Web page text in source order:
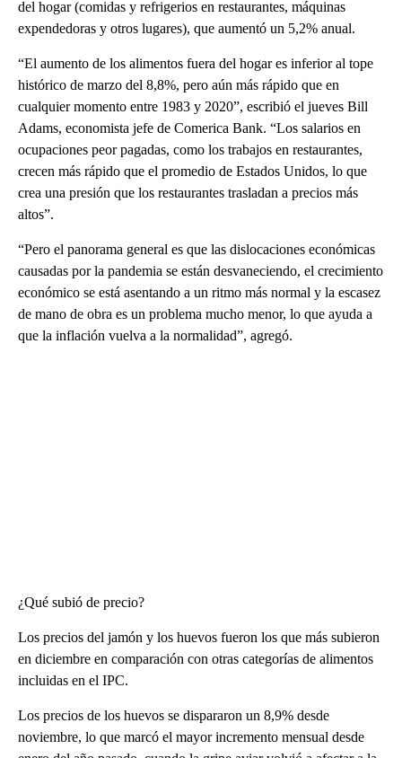
del hogar (comidas y refrigerios en restaurantes, máquinas
expendedoras y otros lugares), que aumentó un 5,2% anual.
“El aumento de los alimentos fuera del hogar es inferior al tope
histórico de marzo del 8,8%, pero aún más rápido que en
cualquier momento entre 1983 y 2020”, escribió el jueves Bill
Adams, economista jefe de Comerica Bank. “Los salarios en
ocupaciones peor pagadas, como los trabajos en restaurantes,
crecen más rápido que el promedio de Estados Unidos, lo que
crea una presión que los restaurantes trasladan a precios más
altos”.
“Pero el panorama general es que las dislocaciones económicas
causadas por la pandemia se están desvaneciendo, el crecimiento
económico se está asentando a un ritmo más normal y la escasez
de mano de obra es un problema mucho menor, lo que ayuda a
que la inflación vuelva a la normalidad”, agregó.
¿Qué subió de precio?
Los precios del jamón y los huevos fueron los que más subieron
en diciembre en comparación con otras categorías de alimentos
incluidas en el IPC.
Los precios de los huevos se dispararon un 8,9% desde
noviembre, lo que marcó el mayor incremento mensual desde